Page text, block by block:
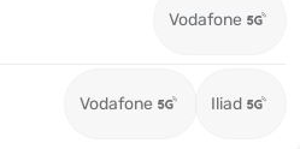
Vodafone
Vodafone Iliad